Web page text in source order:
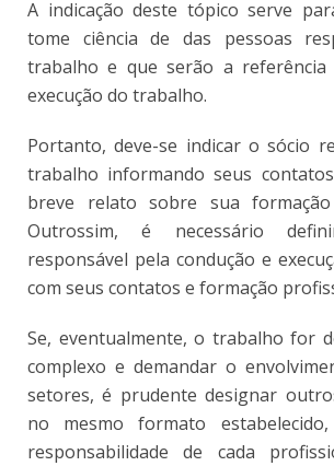
A indicação deste tópico serve
tome ciência de das pessoas
trabalho e que serão a referência
execução do trabalho.
Portanto, deve-se indicar o sócio
trabalho informando seus
breve relato sobre sua
Outrossim, é necessário
responsável pela condução e
com seus contatos e formação
Se, eventualmente, o trabalho for
complexo e demandar o
setores, é prudente designar
no mesmo formato
responsabilidade de cada